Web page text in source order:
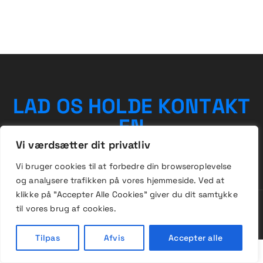
Vi værdsætter dit privatliv
Vi bruger cookies til at forbedre din browseroplevelse
og analysere trafikken på vores hjemmeside. Ved at
klikke på "Accepter Alle Cookies" giver du dit samtykke
til vores brug af cookies.
Tilpas Afvis Accepter alle
LAD OS HOLDE KONTAKT
EN
Alle rettigheder forbeholdes © 2026 frimærker.dk